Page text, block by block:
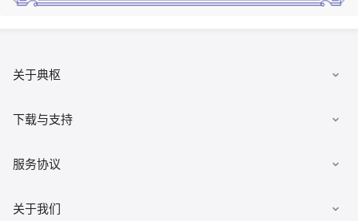
关于典枢
数据集市
有求必应
下载与支持
下载客户端
佣金查询
服务协议
《用户协议》
关于我们